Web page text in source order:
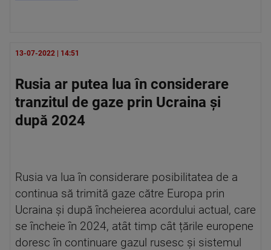
13-07-2022 | 14:51
Rusia ar putea lua în considerare
tranzitul de gaze prin Ucraina și
după 2024
Rusia va lua în considerare posibilitatea de a
continua să trimită gaze către Europa prin
Ucraina și după încheierea acordului actual, care
se încheie în 2024, atât timp cât țările europene
doresc în continuare gazul rusesc și sistemul